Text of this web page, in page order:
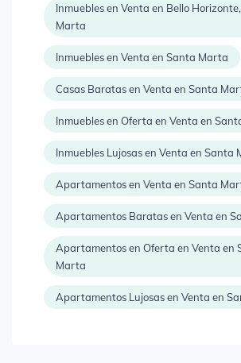
Inmuebles en Venta en Bello
Marta
Inmuebles en Venta en Santa Marta
Casas Baratas en Venta en Santa
Inmuebles en Oferta en Venta en
Inmuebles Lujosas en Venta en Santa
Apartamentos en Venta en Santa
Apartamentos Baratas en Venta en
Apartamentos en Oferta en Venta en
Marta
Apartamentos Lujosas en Venta en